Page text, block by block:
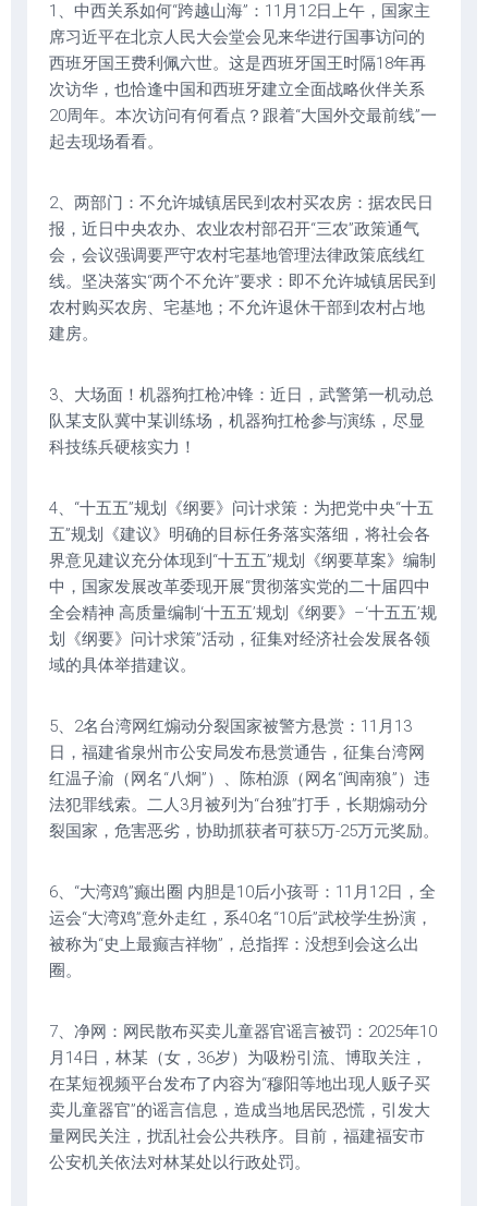
1、中西关系如何“跨越山海”：11月12日上午，国家主
席习近平在北京人民大会堂会见来华进行国事访问的
西班牙国王费利佩六世。这是西班牙国王时隔18年再
次访华，也恰逢中国和西班牙建立全面战略伙伴关系
20周年。本次访问有何看点？跟着“大国外交最前线”一
起去现场看看。
2、两部门：不允许城镇居民到农村买农房：据农民日
报，近日中央农办、农业农村部召开“三农”政策通气
会，会议强调要严守农村宅基地管理法律政策底线红
线。坚决落实“两个不允许”要求：即不允许城镇居民到
农村购买农房、宅基地；不允许退休干部到农村占地
建房。
3、大场面！机器狗扛枪冲锋：近日，武警第一机动总
队某支队冀中某训练场，机器狗扛枪参与演练，尽显
科技练兵硬核实力！
4、“十五五”规划《纲要》问计求策：为把党中央“十五
五”规划《建议》明确的目标任务落实落细，将社会各
界意见建议充分体现到“十五五”规划《纲要草案》编制
中，国家发展改革委现开展“贯彻落实党的二十届四中
全会精神 高质量编制‘十五五’规划《纲要》–‘十五五’规
划《纲要》问计求策”活动，征集对经济社会发展各领
域的具体举措建议。
5、2名台湾网红煽动分裂国家被警方悬赏：11月13
日，福建省泉州市公安局发布悬赏通告，征集台湾网
红温子渝（网名“八炯”）、陈柏源（网名“闽南狼”）违
法犯罪线索。二人3月被列为“台独”打手，长期煽动分
裂国家，危害恶劣，协助抓获者可获5万-25万元奖励。
6、“大湾鸡”癫出圈 内胆是10后小孩哥：11月12日，全
运会“大湾鸡”意外走红，系40名“10后”武校学生扮演，
被称为“史上最癫吉祥物”，总指挥：没想到会这么出
圈。
7、净网：网民散布买卖儿童器官谣言被罚：2025年10
月14日，林某（女，36岁）为吸粉引流、博取关注，
在某短视频平台发布了内容为“穆阳等地出现人贩子买
卖儿童器官”的谣言信息，造成当地居民恐慌，引发大
量网民关注，扰乱社会公共秩序。目前，福建福安市
公安机关依法对林某处以行政处罚。